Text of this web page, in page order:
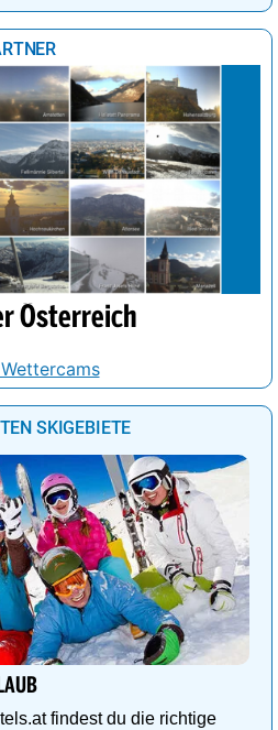
Österreich
SKIGEBIETE
findest du die richtige